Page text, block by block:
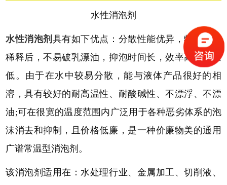
水性消泡剂
水性消泡剂 具有如下优点：分散性能优异，特别是在
稀释后，不易破乳漂油， 抑泡时间长，效率高，用量
低。由于在水中较易分散，能与液体产品很好的相
溶，具有较好的耐高温性、耐酸碱性、不漂浮、不漂
油;可在很宽的温度范围内广泛用于各种恶劣体系的泡
沫消去和抑制，且价格低廉，是一种价廉物美的通用
广谱常温型消泡剂 。
该消泡剂适用在：水处理行业、金属加工、切削液、